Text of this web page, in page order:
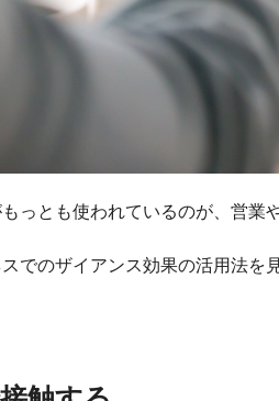
っとも使われているのが、営業
でのザイアンス効果の活用法を